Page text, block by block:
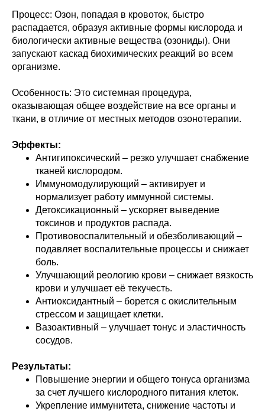
Процесс: Озон, попадая в кровоток, быстро
распадается, образуя активные формы кислорода и
биологически активные вещества (озониды). Они
запускают каскад биохимических реакций во всем
организме.
Особенность: Это системная процедура,
оказывающая общее воздействие на все органы и
ткани, в отличие от местных методов озонотерапии.
Эффекты:
Антигипоксический – резко улучшает снабжение
тканей кислородом.
Иммуномодулирующий – активирует и
нормализует работу иммунной системы.
Детоксикационный – ускоряет выведение
токсинов и продуктов распада.
Противовоспалительный и обезболивающий –
подавляет воспалительные процессы и снижает
боль.
Улучшающий реологию крови – снижает вязкость
крови и улучшает её текучесть.
Антиоксидантный – борется с окислительным
стрессом и защищает клетки.
Вазоактивный – улучшает тонус и эластичность
сосудов.
Результаты:
Повышение энергии и общего тонуса организма
за счет лучшего кислородного питания клеток.
Укрепление иммунитета, снижение частоты и